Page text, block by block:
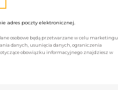
adres poczty elektronicznej.
osobowe będą przetwarzane w celu marketingu
danych, usunięcia danych, ograniczenia
obowiązku informacyjnego znajdziesz w